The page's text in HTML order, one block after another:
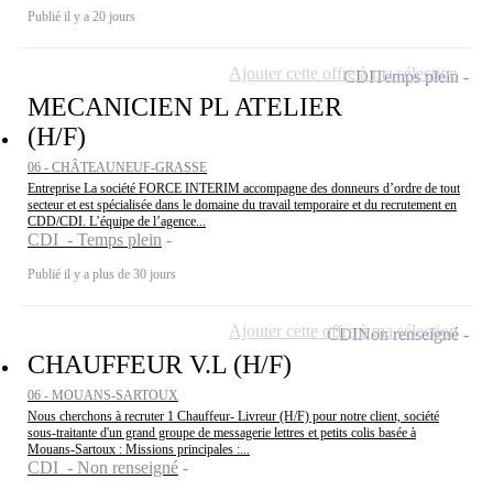
Publié il y a 20 jours
MECANICIEN PL ATELIER
(H/F)
06 - CHÂTEAUNEUF-GRASSE
Entreprise La société FORCE INTERIM accompagne des donneurs d’ordre de tout
secteur et est spécialisée dans le domaine du travail temporaire et du recrutement en
CDD/CDI. L’équipe de l’agence...
CDI - Temps plein
Publié il y a plus de 30 jours
CDITemps plein
Ajouter cette offre à ma sélection
CHAUFFEUR V.L (H/F)
06 - MOUANS-SARTOUX
Nous cherchons à recruter 1 Chauffeur- Livreur (H/F) pour notre client, société
sous-traitante d'un grand groupe de messagerie lettres et petits colis basée à
Mouans-Sartoux : Missions principales :...
CDI - Non renseigné
CDINon renseigné
Ajouter cette offre à ma sélection